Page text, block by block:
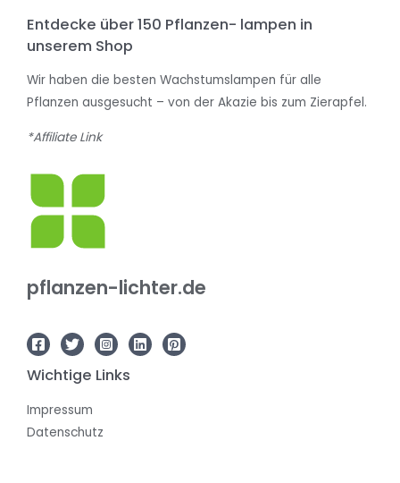
Entdecke über 150 Pflanzen- lampen in
unserem Shop
Wir haben die besten Wachstumslampen für alle
Pflanzen ausgesucht – von der Akazie bis zum Zierapfel.
*Affiliate Link
pflanzen-lichter.de
Wichtige Links
Impressum
Datenschutz